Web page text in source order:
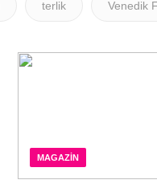
terlik Venedik
MAGAZIN